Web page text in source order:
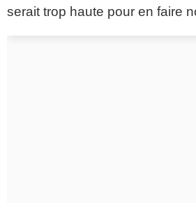
serait trop haute pour en faire